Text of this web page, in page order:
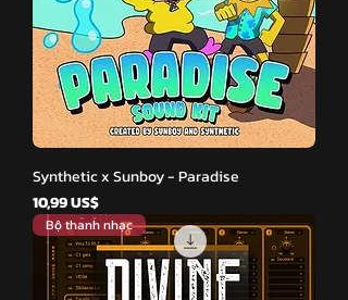
Synthetic x Sunboy - Paradise
Giá
10,99 US$
Bộ thanh nhạc